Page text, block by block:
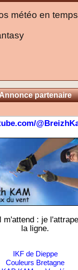
météo en
partenaire
m'attend : je
la ligne.
IKF de Dieppe
Couleurs Bretagne